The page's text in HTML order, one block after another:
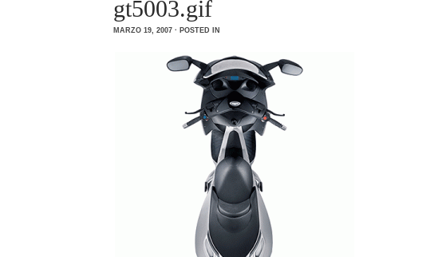
gt5003.gif
MARZO 19, 2007 · POSTED IN